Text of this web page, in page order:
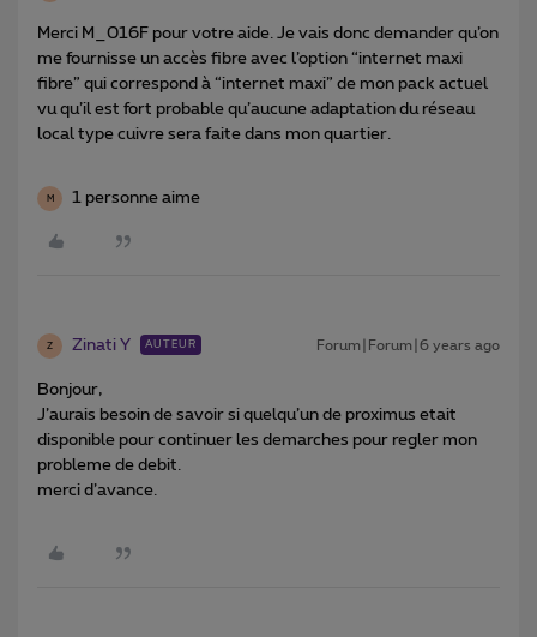
Merci M_016F pour votre aide. Je vais donc demander qu’on
me fournisse un accès fibre avec l’option “internet maxi
fibre” qui correspond à “internet maxi” de mon pack actuel
vu qu’il est fort probable qu’aucune adaptation du réseau
local type cuivre sera faite dans mon quartier.
M 1 personne aime
Z Zinati Y AUTEUR Forum|Forum|6 years ago
Bonjour,
J’aurais besoin de savoir si quelqu’un de proximus etait
disponible pour continuer les demarches pour regler mon
probleme de debit.
merci d’avance.